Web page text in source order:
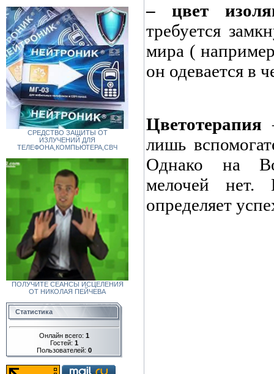
СРЕДСТВО ЗАЩИТЫ ОТ
ИЗЛУЧЕНИЙ ДЛЯ
ТЕЛЕФОНА,КОМПЬЮТЕРА,СВЧ
ПОЛУЧИТЕ СЕАНСЫ ИСЦЕЛЕНИЯ
ОТ НИКОЛАЯ ПЕЙЧЕВА
Статистика
Онлайн всего: 1
Гостей: 1
Пользователей: 0
– цвет
требуется
мира (
он одевается в
Цветотерапия
лишь
Однако на
мелочей
определяет